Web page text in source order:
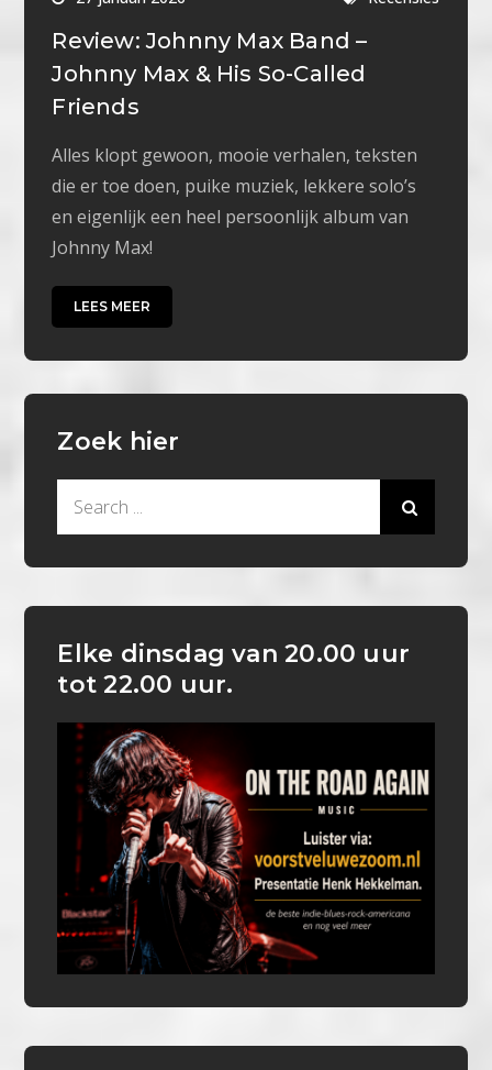
Review: Johnny Max Band –
Johnny Max & His So-Called
Friends
Alles klopt gewoon, mooie verhalen, teksten
die er toe doen, puike muziek, lekkere solo’s
en eigenlijk een heel persoonlijk album van
Johnny Max!
LEES MEER
Zoek hier
Elke dinsdag van 20.00 uur
tot 22.00 uur.